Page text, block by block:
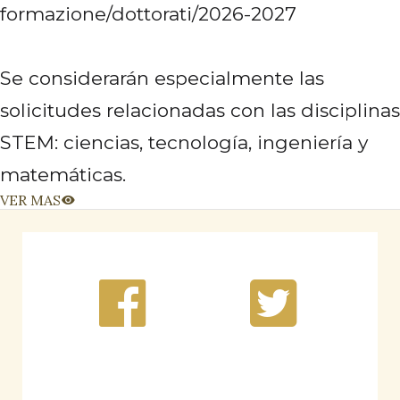
formazione/dottorati/2026-2027
Se considerarán especialmente las
solicitudes relacionadas con las disciplinas
STEM: ciencias, tecnología, ingeniería y
matemáticas.
VER MAS